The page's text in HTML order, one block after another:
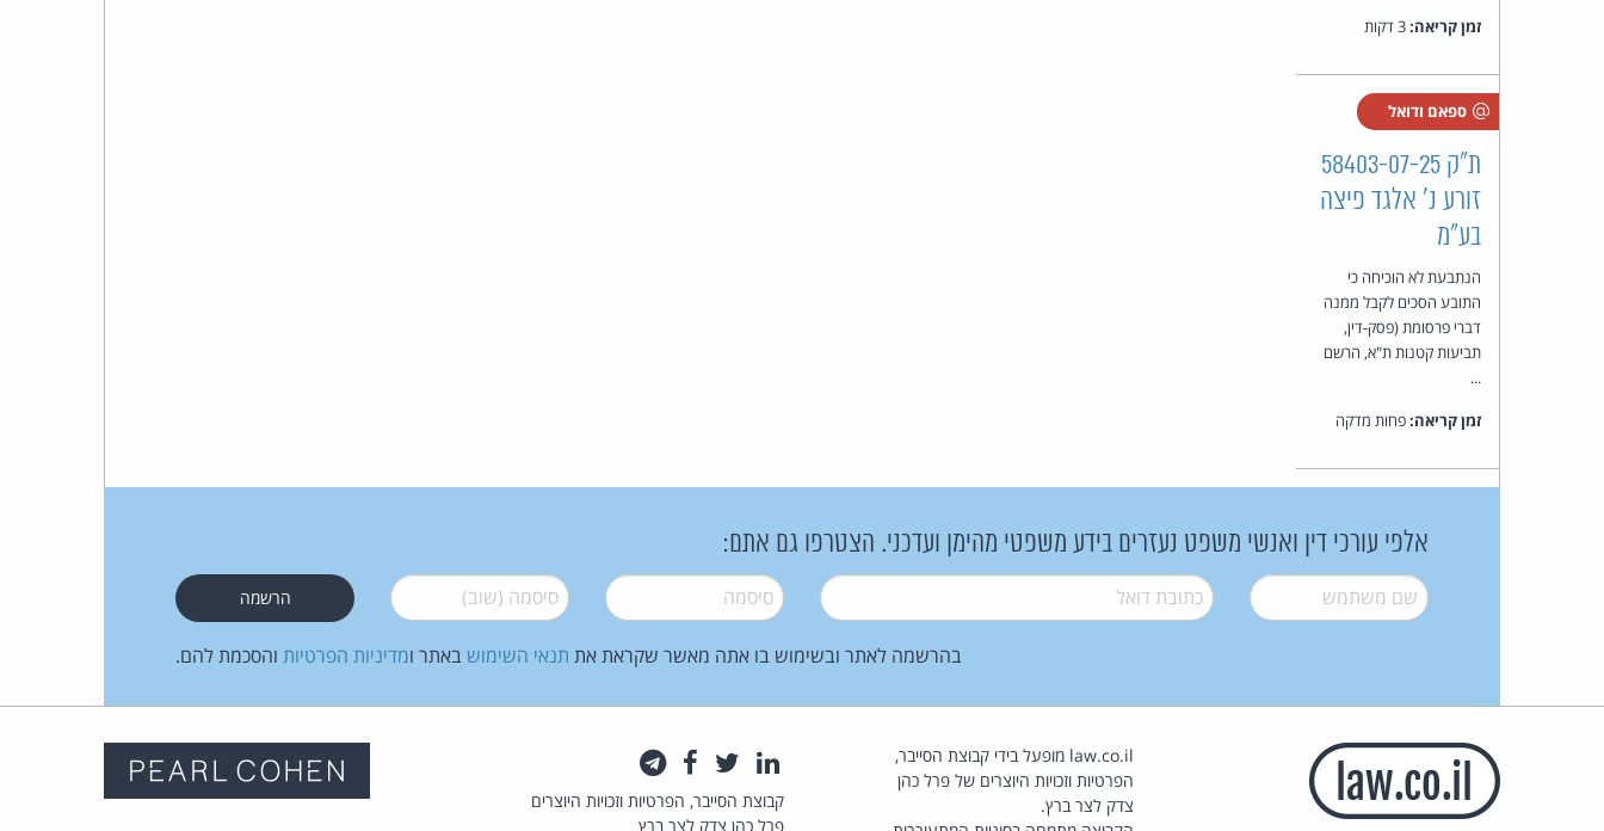
זמן קריאה:
ספאם ודואל
ת"ק 58403-07-25
זורע נ' אלגד פיצה
בע"מ
הנתבעת לא הוכיחה כי
התובע הסכים לקבל ממנה
דברי פרסומת (פסק-דין,
תביעות קטנות ת"א, הרשם
...
זמן קריאה:פחות מדקה
אלפי עורכי דין ואנשי משפט נעזרים בידע משפטי מהימן ועדכני. הצטרפו גם אתם:
שם משתמש* דואל* סיסמה* סיסמה (שוב)*
בהרשמה לאתר ובשימוש בו אתה מאשר שקראת את תנאי השימוש באתר ומדיניות הפרטיות והסכמת להם.
law.co.il מופעל בידי קבוצת הסייבר,
הפרטיות וזכויות היוצרים של פרל כהן
צדק לצר ברץ.
לינקדאין
טוויטרפייסבוק
קבוצת הסייבר, הפרטיות וזכויות היוצרים
פרל כהן צדק לצר ברץ